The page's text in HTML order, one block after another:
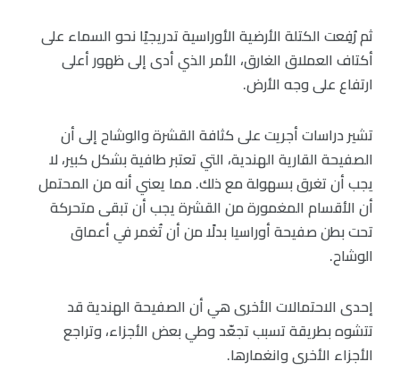
ثم رُفِعت الكتلة الأرضية الأوراسية تدريجيًا نحو السماء على
أكتاف العملاق الغارق، الأمر الذي أدى إلى ظهور أعلى
ارتفاع على وجه الأرض.
تشير دراسات أجريت على كثافة القشرة والوشاح إلى أن
الصفيحة القارية الهندية، التي تعتبر طافية بشكل كبير، لا
يجب أن تغرق بسهولة مع ذلك. مما يعني أنه من المحتمل
أن الأقسام المغمورة من القشرة يجب أن تبقى متحركة
تحت بطن صفيحة أوراسيا بدلًا من أن تُغمر في أعماق
الوشاح.
إحدى الاحتمالات الأخرى هي أن الصفيحة الهندية قد
تتشوه بطريقة تسبب تجعّد وطي بعض الأجزاء، وتراجع
الأجزاء الأخرى وانغمارها.